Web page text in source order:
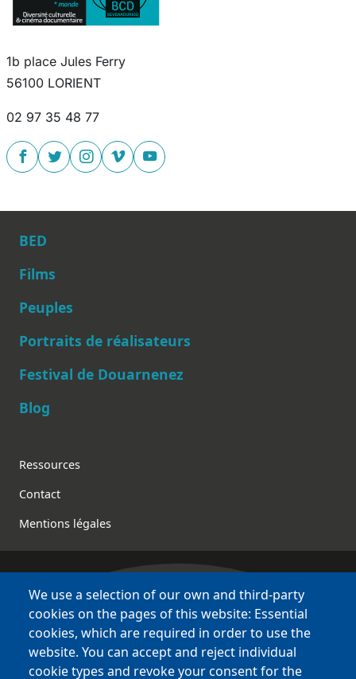
1b place Jules Ferry
56100 LORIENT
02 97 35 48 77
Main navigation
BED
Films
Peuples
Portraits de réalisateurs
Festival de Douarnenez
Blog
Footer
Ressources
Contact
Mentions légales
Bretagne Culture Diversité
des sites variés !
Sites
BCD
We use a selection of our own and third-party
cookies on the pages of this website: Essential
cookies, which are required in order to use the
website. You can accept and reject individual
cookie types and revoke your consent for the